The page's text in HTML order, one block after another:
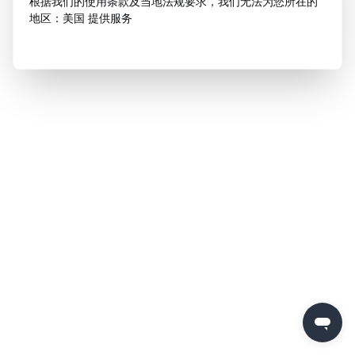
地区：美国 提供服务